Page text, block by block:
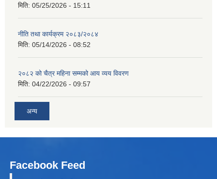
मिति: 05/25/2026 - 15:11
नीति तथा कार्यक्रम २०८३/२०८४
मिति: 05/14/2026 - 08:52
२०८२ को चैत्र महिना सम्मको आय व्यय विवरण
मिति: 04/22/2026 - 09:57
अन्य
Facebook Feed